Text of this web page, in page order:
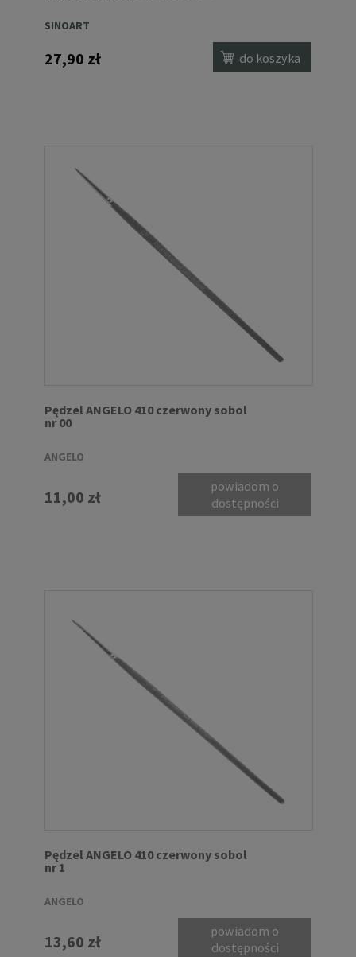
SINOART
27,90 zł do koszyka
Pędzel ANGELO 410 czerwony sobol
nr 00
ANGELO
11,00 zł
powiadom o
dostępności
Pędzel ANGELO 410 czerwony sobol
nr 1
ANGELO
13,60 zł
powiadom o
dostępności